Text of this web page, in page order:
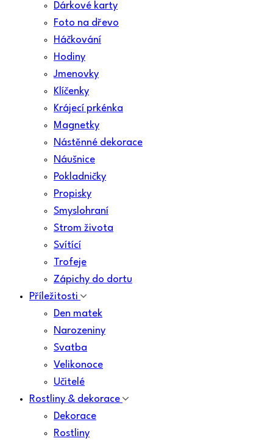
Dárkové karty
Foto na dřevo
Háčkování
Hodiny
Jmenovky
Klíčenky
Krájecí prkénka
Magnetky
Nástěnné dekorace
Náušnice
Pokladničky
Propisky
Smyslohraní
Strom života
Svítící
Trofeje
Zápichy do dortu
Příležitosti
Den matek
Narozeniny
Svatba
Velikonoce
Učitelé
Rostliny & dekorace
Dekorace
Rostliny